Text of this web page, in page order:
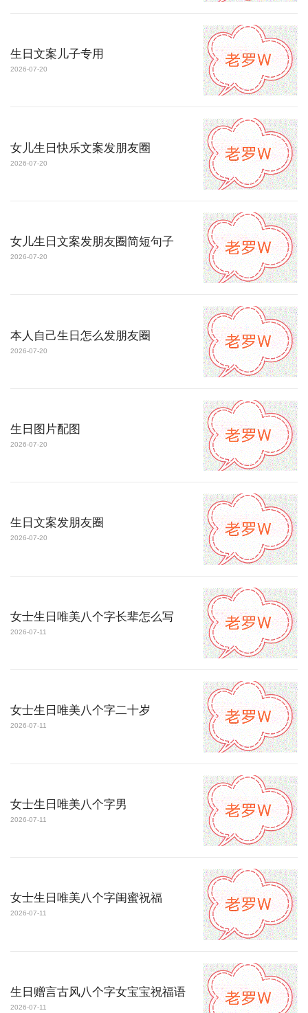
生日文案儿子专用
2026-07-20
女儿生日快乐文案发朋友圈
2026-07-20
女儿生日文案发朋友圈简短句子
2026-07-20
本人自己生日怎么发朋友圈
2026-07-20
生日图片配图
2026-07-20
生日文案发朋友圈
2026-07-20
女士生日唯美八个字长辈怎么写
2026-07-11
女士生日唯美八个字二十岁
2026-07-11
女士生日唯美八个字男
2026-07-11
女士生日唯美八个字闺蜜祝福
2026-07-11
生日赠言古风八个字女宝宝祝福语
2026-07-11